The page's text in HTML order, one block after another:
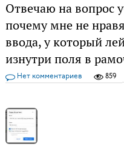
Отвечаю на вопрос
почему мне не
ввода, у который
изнутри поля в
Нет комментариев 859